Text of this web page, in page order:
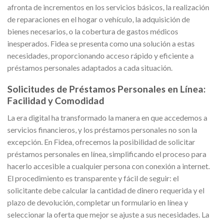
afronta de incrementos en los servicios básicos, la realización
de reparaciones en el hogar o vehículo, la adquisición de
bienes necesarios, o la cobertura de gastos médicos
inesperados. Fidea se presenta como una solución a estas
necesidades, proporcionando acceso rápido y eficiente a
préstamos personales adaptados a cada situación.
Solicitudes de Préstamos Personales en Línea:
Facilidad y Comodidad
La era digital ha transformado la manera en que accedemos a
servicios financieros, y los préstamos personales no son la
excepción. En Fidea, ofrecemos la posibilidad de solicitar
préstamos personales en línea, simplificando el proceso para
hacerlo accesible a cualquier persona con conexión a internet.
El procedimiento es transparente y fácil de seguir: el
solicitante debe calcular la cantidad de dinero requerida y el
plazo de devolución, completar un formulario en línea y
seleccionar la oferta que mejor se ajuste a sus necesidades. La